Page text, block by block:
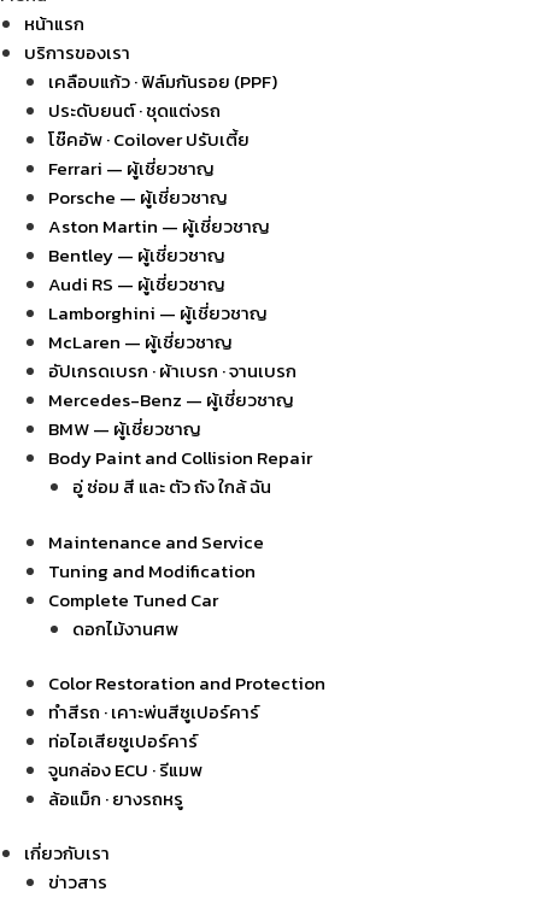
หน้าแรก
บริการของเรา
เคลือบแก้ว · ฟิล์มกันรอย (PPF)
ประดับยนต์ · ชุดแต่งรถ
โช๊คอัพ · Coilover ปรับเตี้ย
Ferrari — ผู้เชี่ยวชาญ
Porsche — ผู้เชี่ยวชาญ
Aston Martin — ผู้เชี่ยวชาญ
Bentley — ผู้เชี่ยวชาญ
Audi RS — ผู้เชี่ยวชาญ
Lamborghini — ผู้เชี่ยวชาญ
McLaren — ผู้เชี่ยวชาญ
อัปเกรดเบรก · ผ้าเบรก · จานเบรก
Mercedes-Benz — ผู้เชี่ยวชาญ
BMW — ผู้เชี่ยวชาญ
Body Paint and Collision Repair
อู่ ซ่อม สี และ ตัว ถัง ใกล้ ฉัน
Maintenance and Service
Tuning and Modification
Complete Tuned Car
ดอกไม้งานศพ
Color Restoration and Protection
ทำสีรถ · เคาะพ่นสีซูเปอร์คาร์
ท่อไอเสียซูเปอร์คาร์
จูนกล่อง ECU · รีแมพ
ล้อแม็ก · ยางรถหรู
เกี่ยวกับเรา
ข่าวสาร